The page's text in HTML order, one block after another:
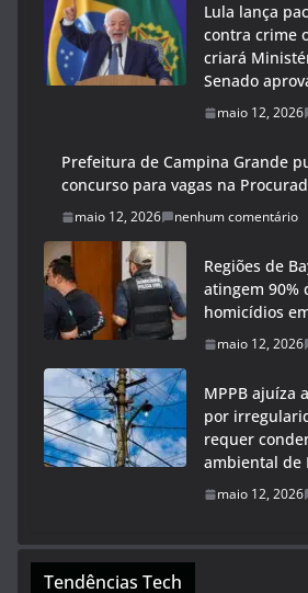
Lula lança
contra crime
criará
Senado
maio 12, 2026
Prefeitura de Campina Grande
concurso para vagas na
maio 12, 2026 nenhum comentário
Regiões de
atingem 90%
homicídios
maio 12, 2026
MPPB ajuíza
por
requer
ambiental de
maio 12, 2026
Tendências Tech